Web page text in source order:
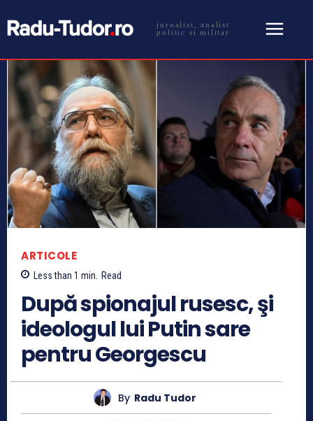
jurnalist, analist
politic si militar
ARTICOLE
Less than 1 min. Read
După spionajul rusesc, şi
ideologul lui Putin sare
pentru Georgescu
By Radu Tudor